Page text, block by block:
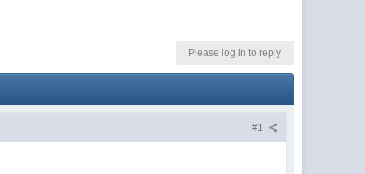
Please log in to reply
#1